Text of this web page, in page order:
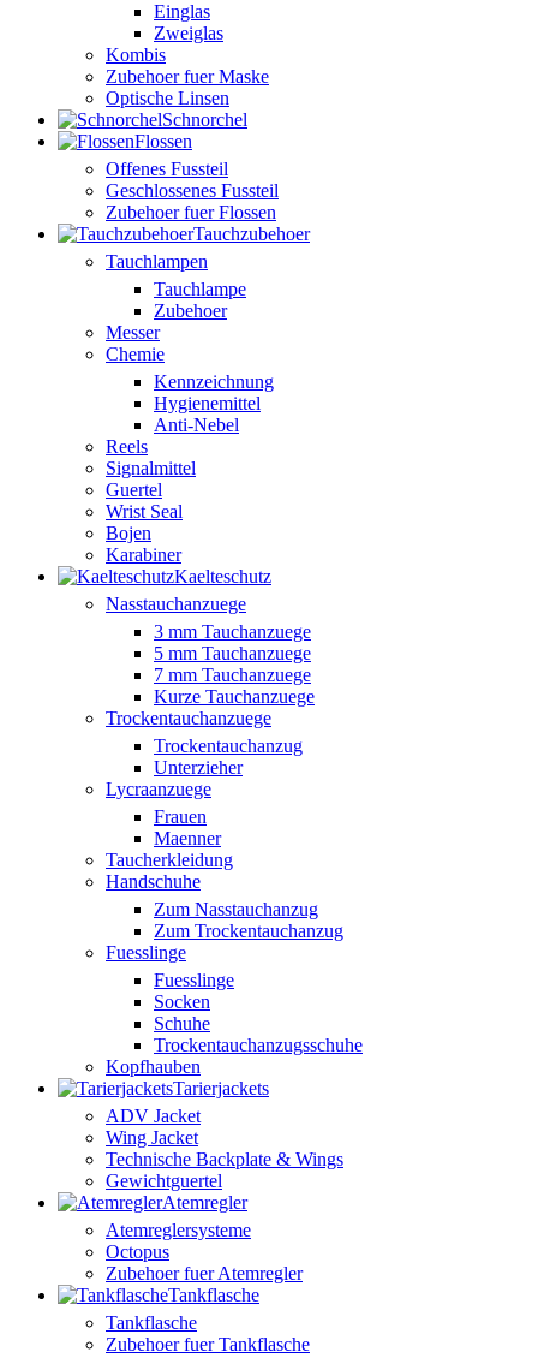
Einglas
Zweiglas
Kombis
Zubehoer fuer Maske
Optische Linsen
Schnorchel
Flossen
Offenes Fussteil
Geschlossenes Fussteil
Zubehoer fuer Flossen
Tauchzubehoer
Tauchlampen
Tauchlampe
Zubehoer
Messer
Chemie
Kennzeichnung
Hygienemittel
Anti-Nebel
Reels
Signalmittel
Guertel
Wrist Seal
Bojen
Karabiner
Kaelteschutz
Nasstauchanzuege
3 mm Tauchanzuege
5 mm Tauchanzuege
7 mm Tauchanzuege
Kurze Tauchanzuege
Trockentauchanzuege
Trockentauchanzug
Unterzieher
Lycraanzuege
Frauen
Maenner
Taucherkleidung
Handschuhe
Zum Nasstauchanzug
Zum Trockentauchanzug
Fuesslinge
Fuesslinge
Socken
Schuhe
Trockentauchanzugsschuhe
Kopfhauben
Tarierjackets
ADV Jacket
Wing Jacket
Technische Backplate & Wings
Gewichtguertel
Atemregler
Atemreglersysteme
Octopus
Zubehoer fuer Atemregler
Tankflasche
Tankflasche
Zubehoer fuer Tankflasche